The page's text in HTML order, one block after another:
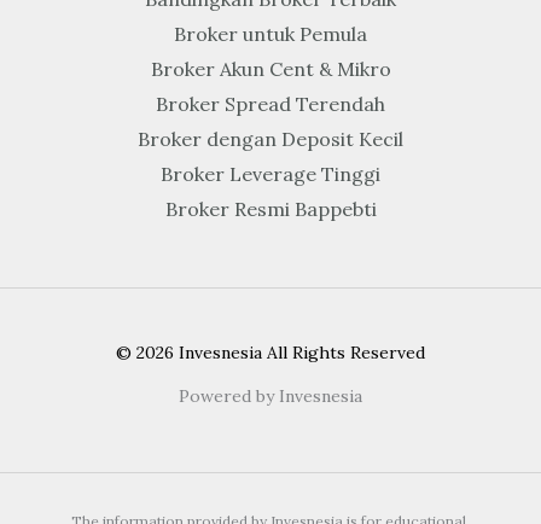
Broker untuk Pemula
Broker Akun Cent & Mikro
Broker Spread Terendah
Broker dengan Deposit Kecil
Broker Leverage Tinggi
Broker Resmi Bappebti
© 2026 Invesnesia All Rights Reserved
Powered by Invesnesia